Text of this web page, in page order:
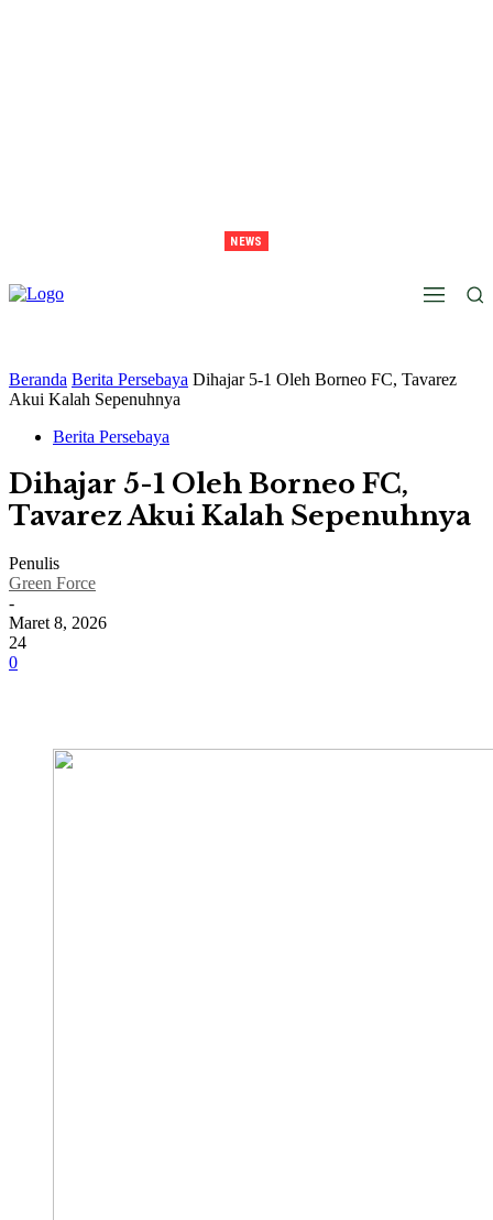
NEWS
Beranda Berita Persebaya Dihajar 5-1 Oleh Borneo FC, Tavarez
Akui Kalah Sepenuhnya
Berita Persebaya
Dihajar 5-1 Oleh Borneo FC,
Tavarez Akui Kalah Sepenuhnya
Penulis
Green Force
-
Maret 8, 2026
24
0